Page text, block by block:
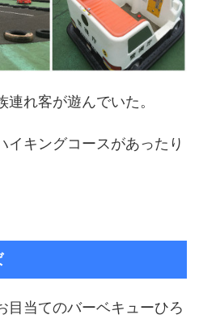
れ客が遊んでいた。
イキングコースがあったり
目当てのバーベキューひろ